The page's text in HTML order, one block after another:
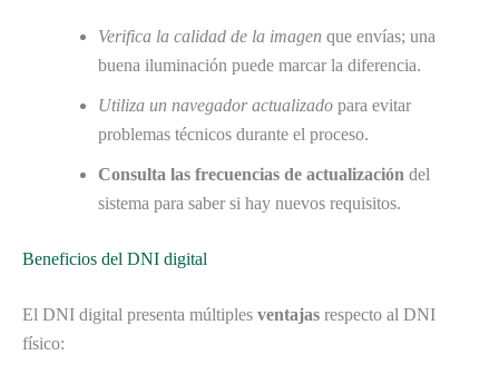
Verifica la calidad de la imagen que envías; una
buena iluminación puede marcar la diferencia.
Utiliza un navegador actualizado para evitar
problemas técnicos durante el proceso.
Consulta las frecuencias de actualización del
sistema para saber si hay nuevos requisitos.
Beneficios del DNI digital
El DNI digital presenta múltiples ventajas respecto al DNI
físico: